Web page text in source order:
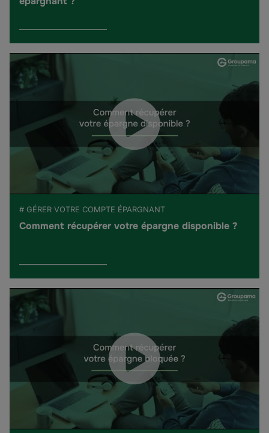
# GÉRER VOTRE COMPTE ÉPARGNANT
Comment récupérer votre épargne disponible ?